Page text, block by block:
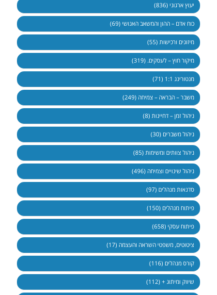
יעוץ ארגוני (836)
כוח אדם – ההון והמשאב האנושי (69)
מיזוגים ורכישות (55)
מיקור חוץ – לעסקים. (319)
מנטורינג 1:1 (71)
משבר – הבראה – צמיחה (249)
ניהול זמן – דחיינות (8)
ניהול משברים (30)
ניהול צוותים ומשימות (85)
ניהול שינויים וצמיחה (496)
סדנאות מנהלים (97)
פיתוח מנהלים (150)
פיתוח עסקי (658)
ציטוטים, משפטי השראה והעצמה (17)
קורס מנהלים (116)
שיווק ומיתוג + (112)